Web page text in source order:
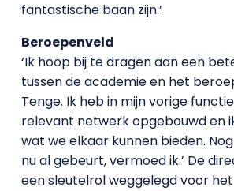
fantastische baan zijn.’
Beroepenveld
‘Ik hoop bij te dragen aan een
tussen de academie en het
Tenge. Ik heb in mijn vorige
relevant netwerk opgebouwd en
wat we elkaar kunnen bieden.
nu al gebeurt, vermoed ik.’ De
een sleutelrol weggelegd voor het